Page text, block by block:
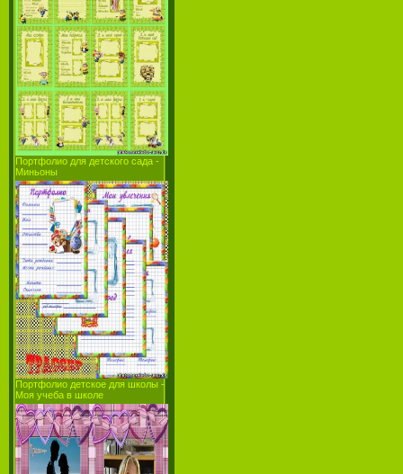
Портфолио для детского сада -
Миньоны
Портфолио детское для школы -
Моя учеба в школе